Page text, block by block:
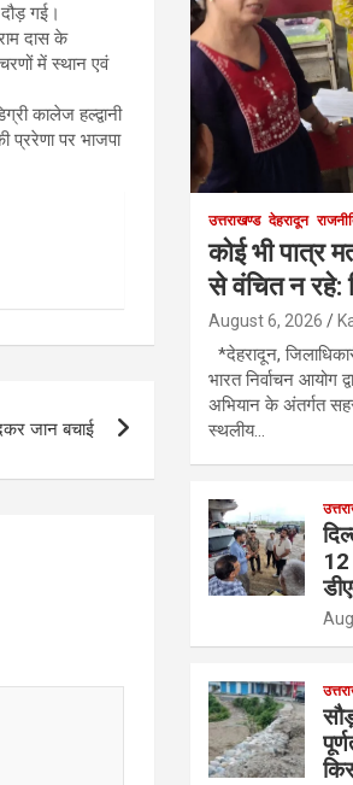
गई।
दास के
में स्थान एवं
कालेज हल्द्वानी
प्ररेणा पर भाजपा
जान बचाई
उत्तराखण्ड देहरादून
कोई भी पात्र
से वंचित न रहे:
August 6, 2026
*देहरादून,
भारत निर्वाचन आयोग
अभियान के अंतर्गत
स्थलीय…
12